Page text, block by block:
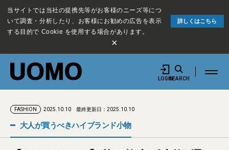
当サイトでは当社の提携先等がお客様のニーズ等につ
いて調査・分析したり、お客様にお勧めの広告を表示
する目的で Cookie を使用する場合があります。
詳しくはこちら
×
LOGINSEARCH
FASHION 2025.10.10 最終更新日：2025.10.10
大人が買うべきハイブランド小物